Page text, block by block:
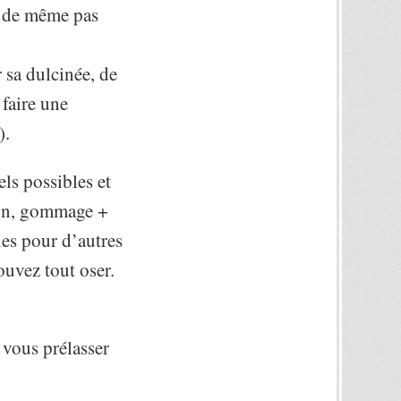
même pas
dulcinée, de
une
possibles et
gommage +
pour d’autres
tout oser.
prélasser